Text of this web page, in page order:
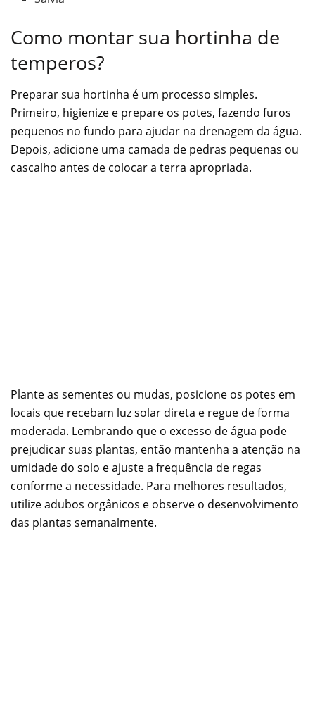
Como montar sua hortinha de
temperos?
Preparar sua hortinha é um processo simples.
Primeiro, higienize e prepare os potes, fazendo furos
pequenos no fundo para ajudar na drenagem da água.
Depois, adicione uma camada de pedras pequenas ou
cascalho antes de colocar a terra apropriada.
Plante as sementes ou mudas, posicione os potes em
locais que recebam luz solar direta e regue de forma
moderada. Lembrando que o excesso de água pode
prejudicar suas plantas, então mantenha a atenção na
umidade do solo e ajuste a frequência de regas
conforme a necessidade. Para melhores resultados,
utilize adubos orgânicos e observe o desenvolvimento
das plantas semanalmente.